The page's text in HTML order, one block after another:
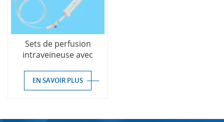
Sets de perfusion
intraveineuse avec
EN SAVOIR PLUS